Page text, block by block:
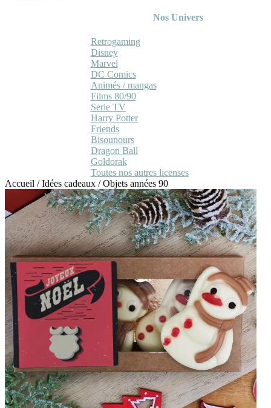
Nos Univers
Retrogaming
Disney
Marvel
DC Comics
Animés / mangas
Films 80/90
Serie TV
Harry Potter
Friends
Bisounours
Dragon Ball
Goldorak
Toutes nos autres licenses
Accueil /Idées cadeaux /Objets années 90